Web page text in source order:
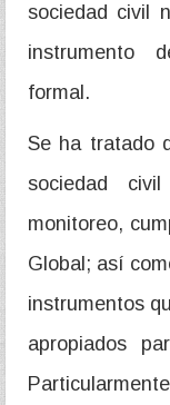
sociedad civil
instrumento
formal.
Se ha tratado
sociedad
monitoreo,
Global; así
instrumentos
apropiados